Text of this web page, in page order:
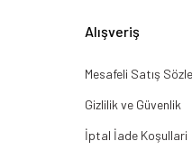
Alışveriş
Mesafeli Satış
Gizlilik ve Güvenlik
İptal İade Koşullari